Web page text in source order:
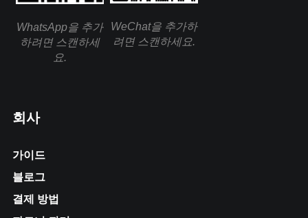
WhatsApp을 추가
하려면 스캔하세
요.
WeChat을 추가하
려면 스캔하세요.
회사
가이드
블로그
결제 방법